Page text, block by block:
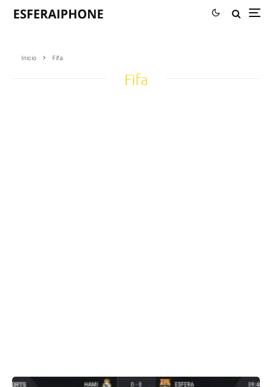
Inicio Fifa
Fifa